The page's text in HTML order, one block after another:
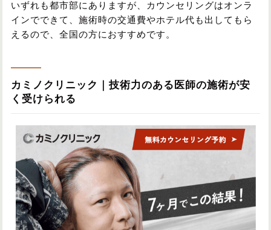
いずれも都市部にありますが、カウンセリングはオンラ
インでできて、施術時の交通費やホテル代も出してもら
えるので、全国の方におすすめです。
カミノクリニック｜技術力のある医師の施術が安
く受けられる